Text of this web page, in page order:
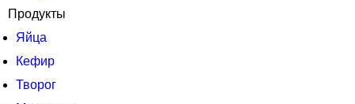
Продукты
Яйца
Кефир
Творог